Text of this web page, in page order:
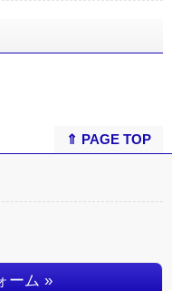
⇑ PAGE TOP
ーム »